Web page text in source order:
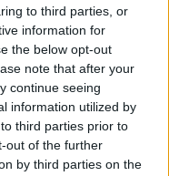
to third parties, or
information for
the below opt-out
note that after your
continue seeing
information utilized by
third parties prior to
out of the further
by third parties on the